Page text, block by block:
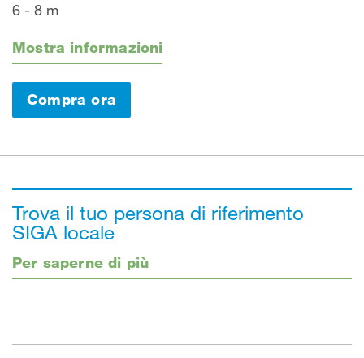
6 - 8 m
Mostra informazioni
Compra ora
Trova il tuo persona di riferimento
SIGA locale
Per saperne di più